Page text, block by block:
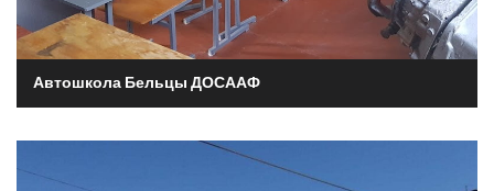
Автошкола Бельцы ДОСААФ